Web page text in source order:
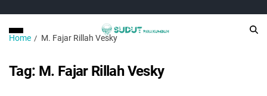
Home M. Fajar Rillah Vesky
Tag: M. Fajar Rillah Vesky